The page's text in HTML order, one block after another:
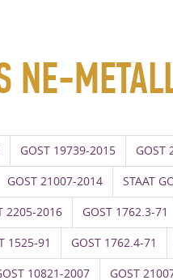
NE-
GOST 19739-2015 GOST
GOST 21007-2014 STAAT
2205-2016 GOST 1762.3-71
1525-91 GOST 1762.4-71
10821-2007 GOST